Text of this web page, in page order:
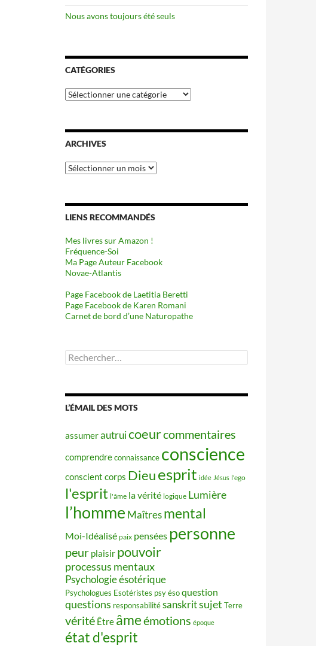
Nous avons toujours été seuls
CATÉGORIES
Catégories
ARCHIVES
Archives
LIENS RECOMMANDÉS
Mes livres sur Amazon !
Fréquence-Soi
Ma Page Auteur Facebook
Novae-Atlantis
Page Facebook de Laetitia Beretti
Page Facebook de Karen Romani
Carnet de bord d’une Naturopathe
Rechercher :
L’ÉMAIL DES MOTS
assumerautruicoeurcommentaires
comprendreconnaissance conscience
conscient corps Dieuesprit idée Jésus l'ego
l'esprit l'âme la vérité logique Lumière
l’homme Maîtres mental
Moi-Idéalisé paix pensées personne
peur plaisir pouvoir
processus mentaux
Psychologie ésotérique
Psychologues Esotéristes psy ésoquestion
questions responsabilitésanskritsujet Terre
vérité Être âmeémotions époque
état d'esprit